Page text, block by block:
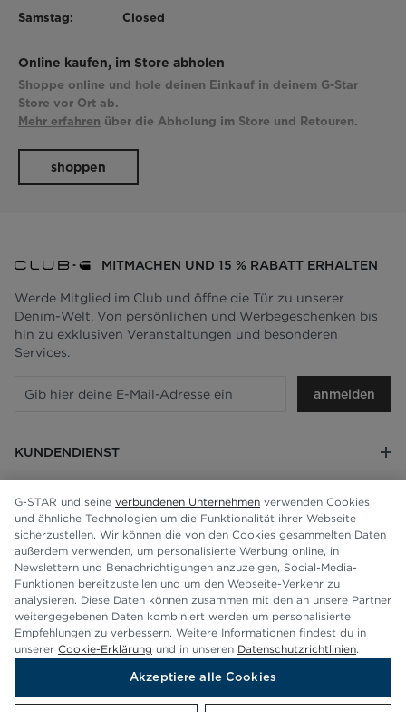
Samstag:
Closed
Online kaufen, im Store abholen
Shoppe online und hole deinen Einkauf in deinem G-Star
Store vor Ort ab.
Mehr erfahren über die Abholung im Store und Retouren.
shoppen
KUNDENDIENST
UNTERNEHMEN
MITMACHEN UND 15 % RABATT ERHALTEN
Werde Mitglied im Club und öffne die Tür zu unserer
Denim-Welt. Von persönlichen und Werbegeschenken bis
hin zu exklusiven Veranstaltungen und besonderen
Services.
anmelden
© G-STAR RAW 2026
G-STAR und seine verbundenen Unternehmen verwenden Cookies
und ähnliche Technologien um die Funktionalität ihrer Webseite
sicherzustellen. Wir können die von den Cookies gesammelten Daten
außerdem verwenden, um personalisierte Werbung online, in
Newslettern und Benachrichtigungen anzuzeigen, Social-Media-
Funktionen bereitzustellen und um den Webseite-Verkehr zu
analysieren. Diese Daten können zusammen mit den an unsere Partner
weitergegebenen Daten kombiniert werden um personalisierte
Empfehlungen zu verbessern. Weitere Informationen findest du in
unserer Cookie-Erklärung und in unseren Datenschutzrichtlinien.
Akzeptiere alle Cookies